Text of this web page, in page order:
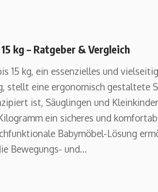
kg – Ratgeber & Vergleich
15 kg, ein essenzielles und
stellt eine ergonomisch gestaltete
ist, Säuglingen und
ein sicheres und
Babymöbel-Lösung
Bewegungs- und…